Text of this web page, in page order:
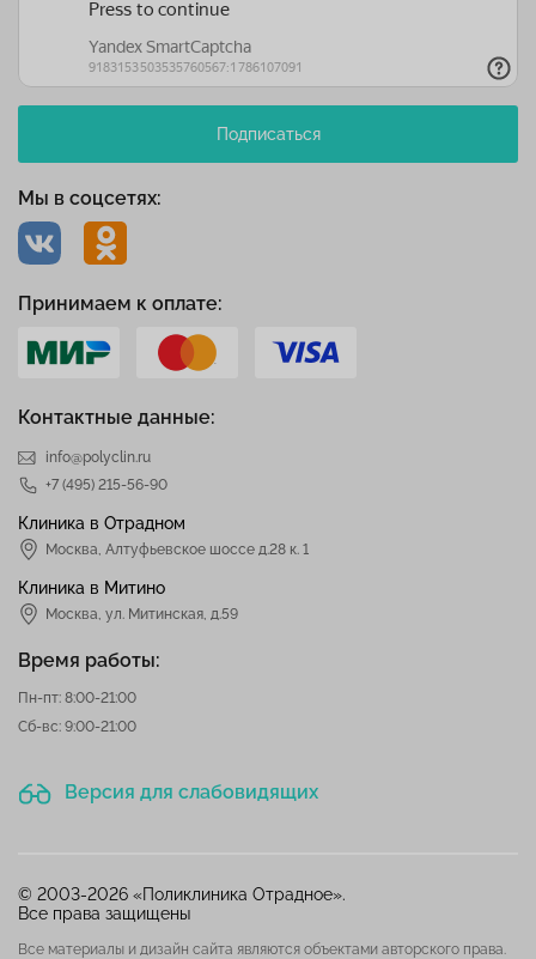
Контактные данные:
info@polyclin.ru
+7 (495) 215-56-90
Клиника в Отрадном
Москва Алтуфьевское шоссе д.28 к. 1
Клиника в Митино
Москва, ул. Митинская, д.59
Время работы:
Пн-пт: 8:00-21:00
Сб-вс: 9:00-21:00
Мы в соцсетях:
Подписаться
Версия для слабовидящих
Принимаем к оплате:
© 2003-2026 «Поликлиника Отрадное».
Все права защищены
Все материалы и дизайн сайта являются объектами авторского права.